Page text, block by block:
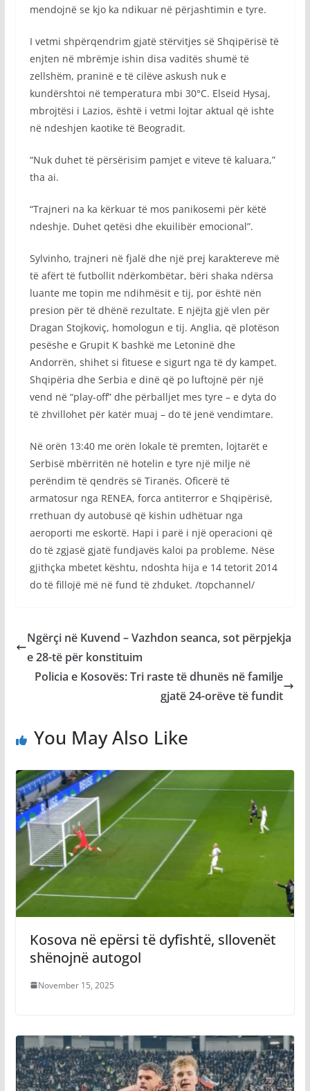
mendojnë se kjo ka ndikuar në përjashtimin e tyre.
I vetmi shpërqendrim gjatë stërvitjes së Shqipërisë të
enjten në mbrëmje ishin disa vaditës shumë të
zellshëm, praninë e të cilëve askush nuk e
kundërshtoi në temperatura mbi 30°C. Elseid Hysaj,
mbrojtësi i Lazios, është i vetmi lojtar aktual që ishte
në ndeshjen kaotike të Beogradit.
“Nuk duhet të përsërisim pamjet e viteve të kaluara,”
tha ai.
“Trajneri na ka kërkuar të mos panikosemi për këtë
ndeshje. Duhet qetësi dhe ekuilibër emocional”.
Sylvinho, trajneri në fjalë dhe një prej karaktereve më
të afërt të futbollit ndërkombëtar, bëri shaka ndërsa
luante me topin me ndihmësit e tij, por është nën
presion për të dhënë rezultate. E njëjta gjë vlen për
Dragan Stojkoviç, homologun e tij. Anglia, që plotëson
pesëshe e Grupit K bashkë me Letoninë dhe
Andorrën, shihet si fituese e sigurt nga të dy kampet.
Shqipëria dhe Serbia e dinë që po luftojnë për një
vend në “play-off” dhe përballjet mes tyre – e dyta do
të zhvillohet për katër muaj – do të jenë vendimtare.
Në orën 13:40 me orën lokale të premten, lojtarët e
Serbisë mbërritën në hotelin e tyre një milje në
perëndim të qendrës së Tiranës. Oficerë të
armatosur nga RENEA, forca antiterror e Shqipërisë,
rrethuan dy autobusë që kishin udhëtuar nga
aeroporti me eskortë. Hapi i parë i një operacioni që
do të zgjasë gjatë fundjavës kaloi pa probleme. Nëse
gjithçka mbetet kështu, ndoshta hija e 14 tetorit 2014
do të fillojë më në fund të zhduket. /topchannel/
Ngërçi në Kuvend – Vazhdon seanca, sot përpjekja
e 28-të për konstituim
Policia e Kosovës: Tri raste të dhunës në familje
gjatë 24-orëve të fundit
You May Also Like
Kosova në epërsi të dyfishtë, sllovenët
shënojnë autogol
November 15, 2025